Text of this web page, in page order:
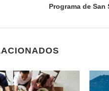
Programa de